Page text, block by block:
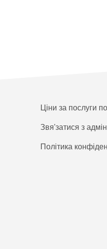
Ціни за послуги
Звя'затися з
Політика